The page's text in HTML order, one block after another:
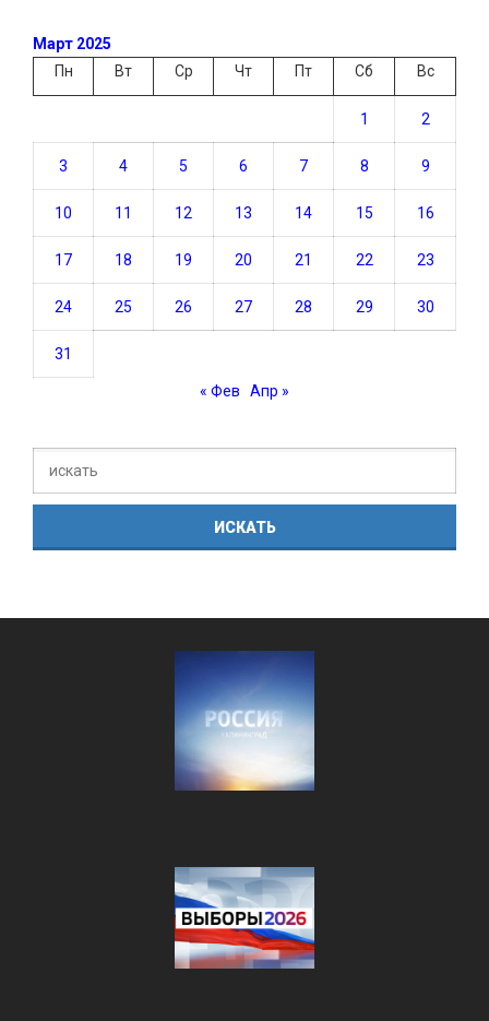
Март 2025
Пн
Вт Ср Чт Пт Сб Вс
1 2
3 4 5 6 7 8 9
10 11 12 13 14 15 16
17 18 19 20 21 22 23
24 25 26 27 28 29 30
31
« Фев Апр »